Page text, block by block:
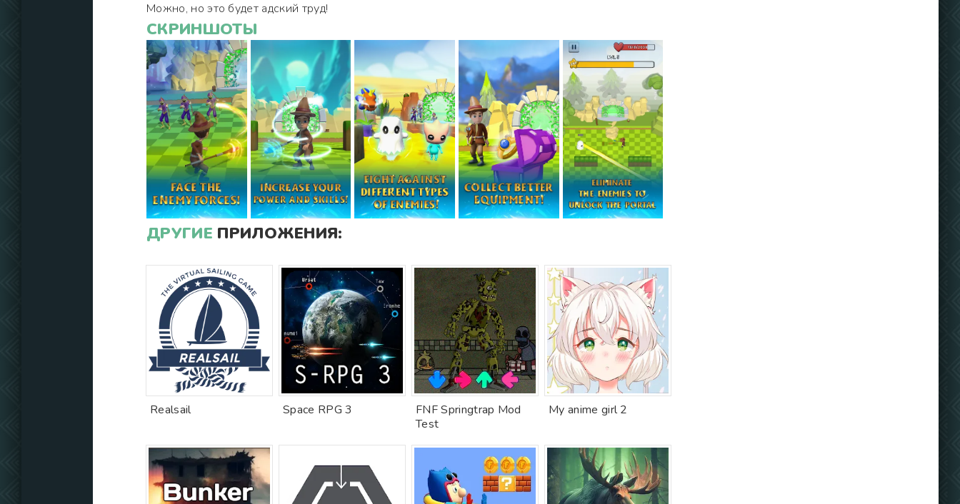
Можно, но это будет адский труд!
СКРИНШОТЫ
ДРУГИЕ ПРИЛОЖЕНИЯ:
Realsail Space RPG 3
FNF Springtrap Mod
Test
My anime girl 2